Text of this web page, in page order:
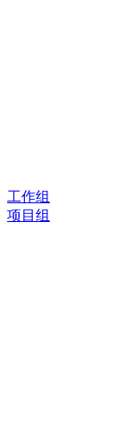
工作组
项目组